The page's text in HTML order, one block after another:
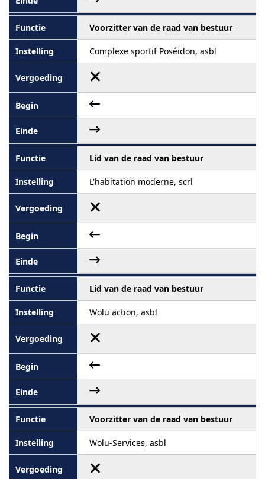
Voorzitter van de raad van bestuur
Complexe sportif Poséidon, asbl
Lid van de raad van bestuur
L'habitation moderne, scrl
Lid van de raad van bestuur
Wolu action, asbl
Voorzitter van de raad van bestuur
Wolu-Services, asbl